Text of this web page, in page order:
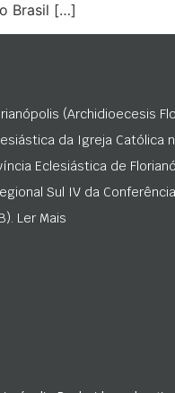
Brasil […]
(Archidioecesis
da Igreja Católica
Eclesiástica de
Sul IV da
Ler Mais